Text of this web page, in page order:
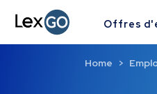
Offres
Home